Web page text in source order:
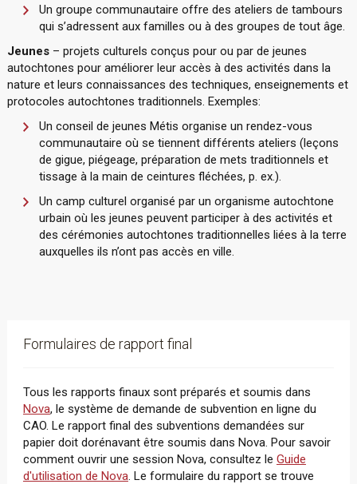
Un groupe communautaire offre des ateliers de tambours
qui s’adressent aux familles ou à des groupes de tout âge.
Jeunes– projets culturels conçus pour ou par de jeunes
autochtones pour améliorer leur accès à des activités dans la
nature et leurs connaissances des techniques, enseignements et
protocoles autochtones traditionnels. Exemples:
Un conseil de jeunes Métis organise un rendez-vous
communautaire où se tiennent différents ateliers (leçons
de gigue, piégeage, préparation de mets traditionnels et
tissage à la main de ceintures fléchées, p. ex.).
Un camp culturel organisé par un organisme autochtone
urbain où les jeunes peuvent participer à des activités et
des cérémonies autochtones traditionnelles liées à la terre
auxquelles ils n’ont pas accès en ville.
Formulaires de rapport final
Tous les rapports finaux sont préparés et soumis dans
Nova, le système de demande de subvention en ligne du
CAO. Le rapport final des subventions demandées sur
papier doit dorénavant être soumis dans Nova. Pour savoir
comment ouvrir une session Nova, consultez le Guide
d'utilisation de Nova. Le formulaire du rapport se trouve